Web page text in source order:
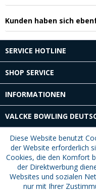
Kunden haben sich
SERVICE HOTLINE
SHOP SERVICE
INFORMATIONEN
VALCKE BOWLING
Diese Website benutzt
der Website erforderlich
Cookies, die den Komfort
der Direktwerbung
Websites und sozialen
nur mit Ihrer